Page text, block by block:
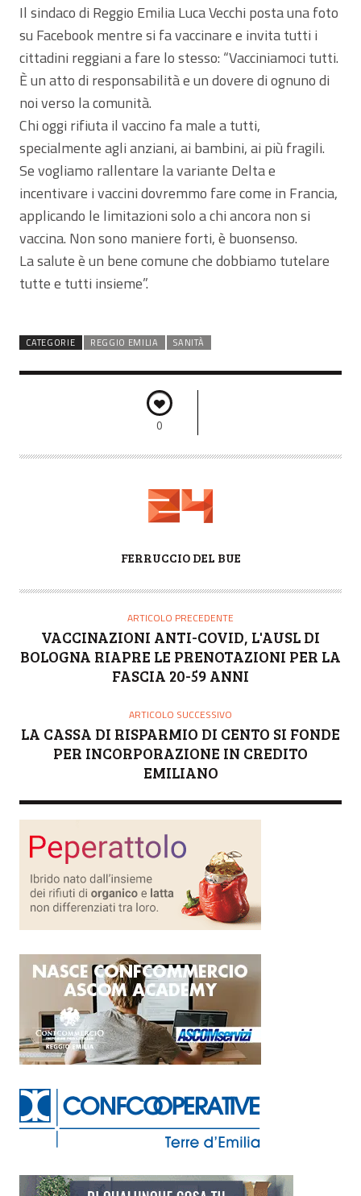
Il sindaco di Reggio Emilia Luca Vecchi posta una foto
su Facebook mentre si fa vaccinare e invita tutti i
cittadini reggiani a fare lo stesso: “Vacciniamoci tutti.
È un atto di responsabilità e un dovere di ognuno di
noi verso la comunità.
Chi oggi rifiuta il vaccino fa male a tutti,
specialmente agli anziani, ai bambini, ai più fragili.
Se vogliamo rallentare la variante Delta e
incentivare i vaccini dovremmo fare come in Francia,
applicando le limitazioni solo a chi ancora non si
vaccina. Non sono maniere forti, è buonsenso.
La salute è un bene comune che dobbiamo tutelare
tutte e tutti insieme”.
CATEGORIE REGGIO EMILIA SANITÀ
0
T
E
FERRUCCIO DEL BUE
ARTICOLO PRECEDENTE
VACCINAZIONI ANTI-COVID, L'AUSL DI
BOLOGNA RIAPRE LE PRENOTAZIONI PER LA
FASCIA 20-59 ANNI
ARTICOLO SUCCESSIVO
LA CASSA DI RISPARMIO DI CENTO SI FONDE
PER INCORPORAZIONE IN CREDITO
EMILIANO